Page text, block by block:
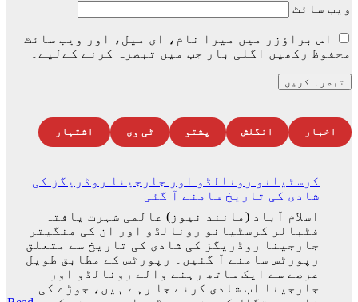
ویب‌ سائٹ
اس براؤزر میں میرا نام، ای میل، اور ویب سائٹ
محفوظ رکھیں اگلی بار جب میں تبصرہ کرنے کےلیے۔
اخبار انگلش پشتو ٹی وی اشتہار
کرسٹیانو رونالڈو اور جارجینا روڈریگز کی
شادی کی تاریخ سامنے آ گئی
اسلام آباد (مانند نیوز) عالمی شہرت یافتہ
فٹبالر کرسٹیانو رونالڈو اور ان کی منگیتر
جارجینا روڈریگز کی شادی کی تاریخ سے متعلق
رپورٹس سامنے آ گئیں۔ رپورٹس کے مطابق طویل
عرصے سے ایک ساتھ رہنے والے رونالڈو اور
جارجینا اب شادی کرنے جا رہے ہیں، جوڑے کی